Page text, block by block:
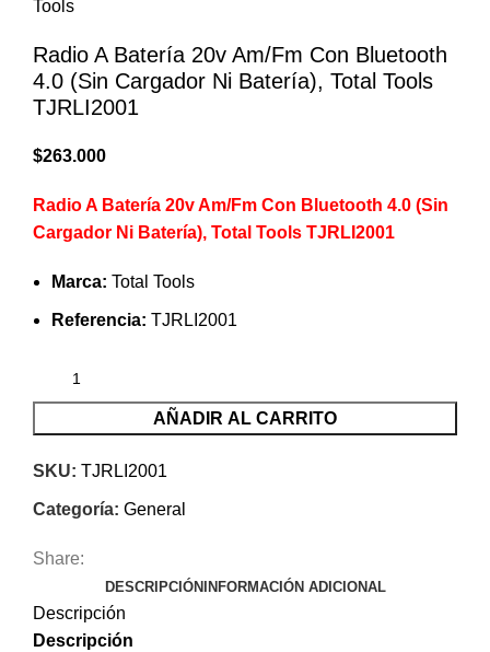
Radio A Batería 20v Am/Fm Con Bluetooth
4.0 (Sin Cargador Ni Batería), Total Tools
TJRLI2001
$263.000
Radio A Batería 20v Am/Fm Con Bluetooth 4.0 (Sin
Cargador Ni Batería), Total Tools TJRLI2001
Marca: Total Tools
Referencia: TJRLI2001
AÑADIR AL CARRITO
SKU: TJRLI2001
Categoría: General
Share:
DESCRIPCIÓN INFORMACIÓN ADICIONAL
Descripción
Descripción